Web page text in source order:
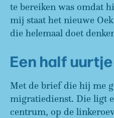
te bereiken was omdat
mij staat het nieuwe
die helemaal doet
Een half uurtje
Met de brief die hij me
migratiedienst. Die ligt
centrum, op de